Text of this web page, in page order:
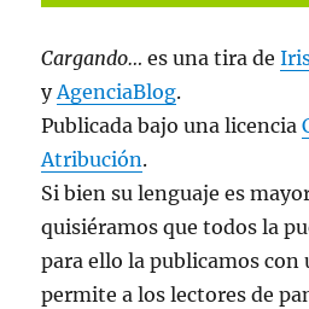
Cargando…es una tira de
yAgenciaBlog.
Publicada bajo una licencia
Atribución.
Si bien su lenguaje es
quisiéramos que todos la
para ello la publicamos con
permite a los lectores de